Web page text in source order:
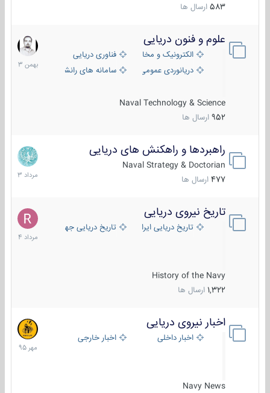
583 ارسال ها
علوم و فنون دریایی
الکترونیک و مخابرات دریاییفناوری دریایی
دریانوردی عمومی
سامانه های رانشی دریایی
Naval Technology & Science
952 ارسال ها
6
بهمن
1403
راهبردها و راهکنش های دریایی
Naval Strategy & Doctorian
477 ارسال ها
2
مرداد
1403
تاریخ نیروی دریایی
تاریخ دریایی ایران تاریخ دریایی جهان
History of the Navy
1,322 ارسال ها
16
مرداد
1404
اخبار نیروی دریایی
اخبار داخلی اخبار خارجی
Navy News
27
مهر
1395